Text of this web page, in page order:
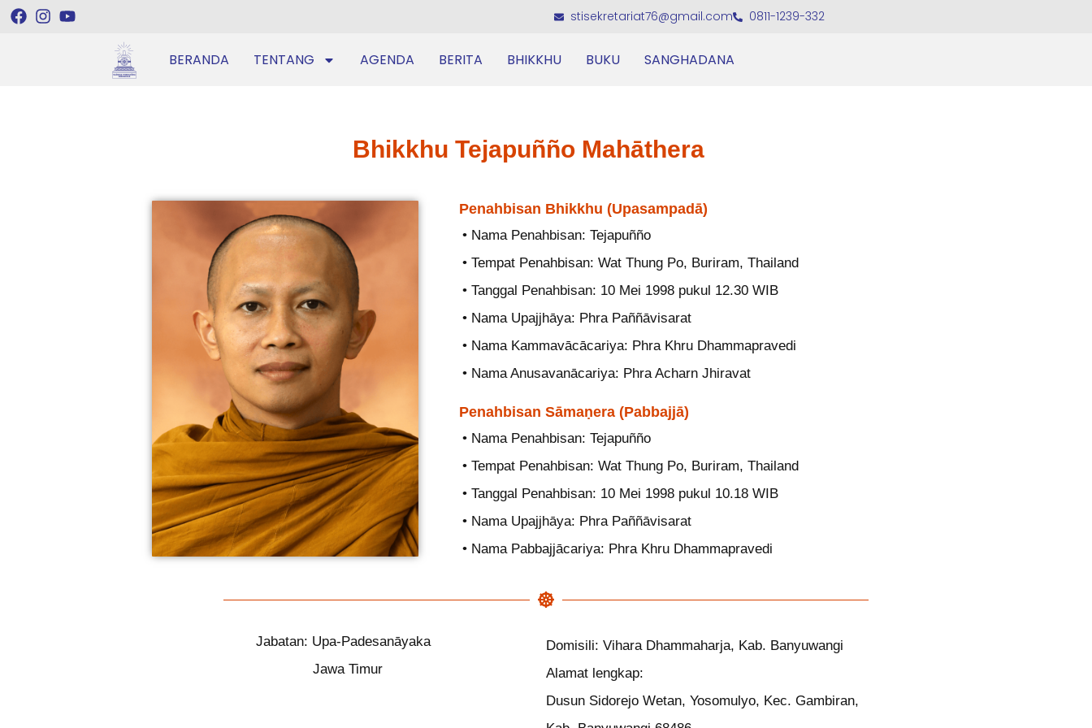
stisekretariat76@gmail.com 0811-1239-332
BERANDA TENTANG AGENDA BERITA BHIKKHU BUKU SANGHADANA
Bhikkhu Tejapuñño Mahāthera
Penahbisan Bhikkhu (Upasampadā)
• Nama Penahbisan: Tejapuñño
• Tempat Penahbisan: Wat Thung Po, Buriram, Thailand
• Tanggal Penahbisan: 10 Mei 1998 pukul 12.30 WIB
• Nama Upajjhāya: Phra Paññāvisarat
• Nama Kammavācācariya: Phra Khru Dhammapravedi
• Nama Anusavanācariya: Phra Acharn Jhiravat
Penahbisan Sāmaṇera (Pabbajjā)
• Nama Penahbisan: Tejapuñño
• Tempat Penahbisan: Wat Thung Po, Buriram, Thailand
• Tanggal Penahbisan: 10 Mei 1998 pukul 10.18 WIB
• Nama Upajjhāya: Phra Paññāvisarat
• Nama Pabbajjācariya: Phra Khru Dhammapravedi
Jabatan: Upa-Padesanāyaka
Jawa Timur
Domisili: Vihara Dhammaharja, Kab. Banyuwangi
Alamat lengkap:
Dusun Sidorejo Wetan, Yosomulyo, Kec. Gambiran,